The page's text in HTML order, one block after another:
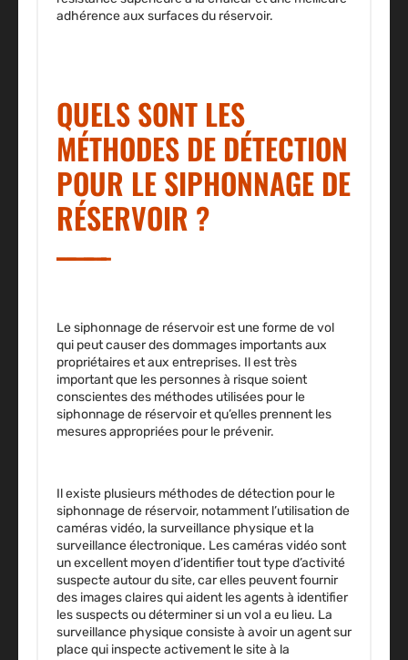
adhérence aux surfaces du réservoir.
QUELS SONT LES
MÉTHODES DE DÉTECTION
POUR LE SIPHONNAGE DE
RÉSERVOIR ?
Le siphonnage de réservoir est une forme de vol
qui peut causer des dommages importants aux
propriétaires et aux entreprises. Il est très
important que les personnes à risque soient
conscientes des méthodes utilisées pour le
siphonnage de réservoir et qu’elles prennent les
mesures appropriées pour le prévenir.
Il existe plusieurs méthodes de détection pour le
siphonnage de réservoir, notammentl’utilisation de
caméras vidéo, la surveillance physique et la
surveillance électronique. Les caméras vidéo sont
un excellent moyen d’identifier tout type d’activité
suspecte autour du site, car elles peuvent fournir
des images claires qui aident les agents à identifier
les suspects ou déterminer si un vol a eu lieu. La
surveillance physique consiste à avoir un agent sur
place qui inspecte activement le site à la